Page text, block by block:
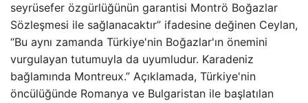
seyrüsefer özgürlüğünün garantisi Montrö Boğazlar
Sözleşmesi ile sağlanacaktır” ifadesine değinen Ceylan,
“Bu aynı zamanda Türkiye'nin Boğazlar'ın önemini
vurgulayan tutumuyla da uyumludur. Karadeniz
bağlamında Montreux.” Açıklamada, Türkiye'nin
öncülüğünde Romanya ve Bulgaristan ile başlatılan